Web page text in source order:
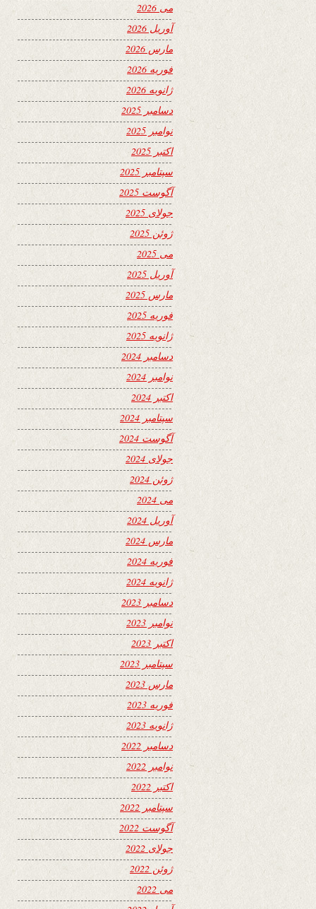
می 2026
آوریل 2026
مارس 2026
فوریه 2026
ژانویه 2026
دسامبر 2025
نوامبر 2025
اکتبر 2025
سپتامبر 2025
آگوست 2025
جولای 2025
ژوئن 2025
می 2025
آوریل 2025
مارس 2025
فوریه 2025
ژانویه 2025
دسامبر 2024
نوامبر 2024
اکتبر 2024
سپتامبر 2024
آگوست 2024
جولای 2024
ژوئن 2024
می 2024
آوریل 2024
مارس 2024
فوریه 2024
ژانویه 2024
دسامبر 2023
نوامبر 2023
اکتبر 2023
سپتامبر 2023
مارس 2023
فوریه 2023
ژانویه 2023
دسامبر 2022
نوامبر 2022
اکتبر 2022
سپتامبر 2022
آگوست 2022
جولای 2022
ژوئن 2022
می 2022